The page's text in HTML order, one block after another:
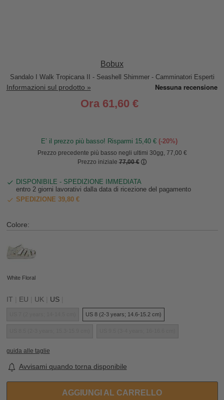
Bobux
Sandalo I Walk Tropicana II - Seashell Shimmer - Camminatori Esperti
Informazioni sul prodotto »
Ora 61,60 €
E’ il prezzo più basso! Risparmi 15,40 € (-20%)
Prezzo precedente più basso negli ultimi 30gg, 77,00 €
Prezzo iniziale77,00 €
DISPONIBILE - SPEDIZIONE IMMEDIATA
entro 2 giorni lavorativi dalla data di ricezione del pagamento
SPEDIZIONE 39,80 €
Colore:
White Floral
IT EU UK| US|
US 8 (2-3 years; 14.6-15.2 cm)
guida alle taglie
Avvisami quando torna disponibile
AGGIUNGI AL CARRELLO